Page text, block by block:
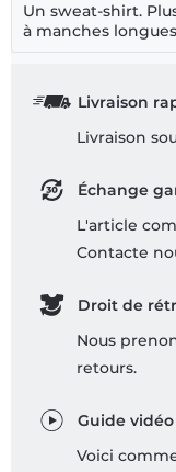
Un sweat-shirt.
à manches
Livraison
Livraison
Échange
L'article
Contacte
Droit de
Nous
retours.
Guide vidéo
Voici